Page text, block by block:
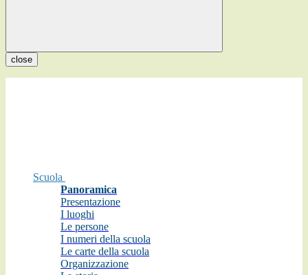
close
Scuola
Panoramica
Presentazione
I luoghi
Le persone
I numeri della scuola
Le carte della scuola
Organizzazione